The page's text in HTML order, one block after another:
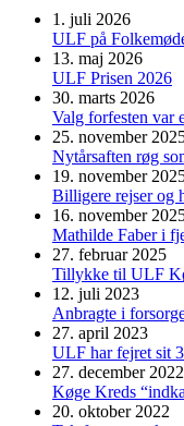
1. juli 2026
ULF på
13. maj 2026
ULF Prisen 2026
30. marts 2026
Valg forfesten var
25. november
Nytårsaften røg
19. november
Billigere rejser og
16. november
Mathilde Faber i
27. februar 2025
Tillykke til ULF
12. juli 2023
Anbragte i
27. april 2023
ULF har fejret sit
27. december 2022
Køge Kreds
20. oktober 2022